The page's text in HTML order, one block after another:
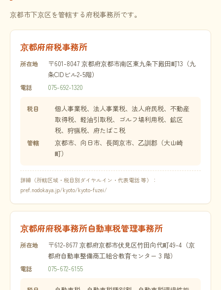
京都市下京区を管轄する府税事務所です。
京都府府税事務所
所在地
〒601-8047 京都府京都市南区東九条下殿田町13（九
条CIDビル2-5階）
電話 075-692-1320
税目
個人事業税、法人事業税、法人府民税、不動産
取得税、軽油引取税、ゴルフ場利用税、鉱区
税、狩猟税、府たばこ税
管轄
京都市、向日市、長岡京市、乙訓郡（大山崎
町）
詳細（所轄区域・税目別ダイヤルイン・代表電話 等）：
pref.nodokaya.jp/kyoto/kyoto-fuzei/
京都府府税事務所自動車税管理事務所
所在地
〒612-8677 京都府京都市伏見区竹田向代町49-4（京
都府自動車整備商工組合教育センター 3 階）
電話 075-672-6155